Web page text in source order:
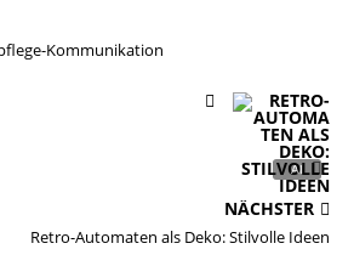
Kommunikation
NÄCHSTER
Retro-Automaten als Deko: Stilvolle Ideen